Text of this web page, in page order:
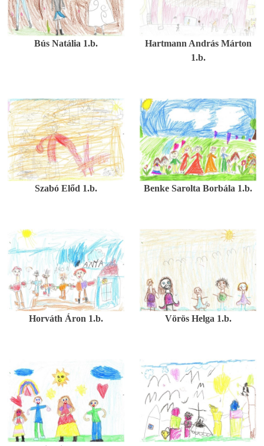
Bús Natália 1.b.
Hartmann András Márton
1.b.
Szabó Előd 1.b. Benke Sarolta Borbála 1.b.
Horváth Áron 1.b. Vörös Helga 1.b.